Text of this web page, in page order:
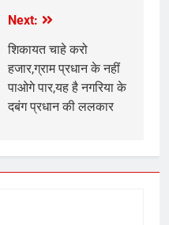
Next:
शिकायत चाहे करो
हजार,ग्राम प्रधान के नहीं
पाओगे पार,यह है नगरिया के
दबंग प्रधान की ललकार